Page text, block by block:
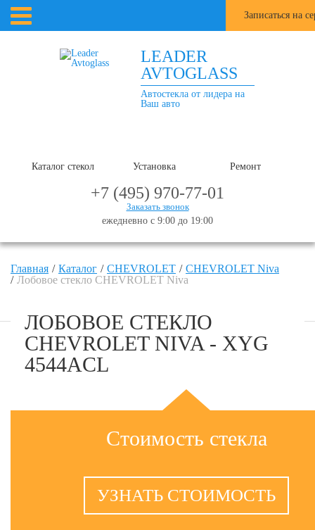
Записаться на
LEADER
AVTOGLASS
Автостекла от лидера на
Ваш авто
Каталог стекол Установка Ремонт
+7 (495) 970-77-01
Заказать звонок
ежедневно с 9:00 до 19:00
Главная Каталог CHEVROLET
CHEVROLET Niva
Лобовое стекло CHEVROLET Niva
ЛОБОВОЕ СТЕКЛО
CHEVROLET NIVA - XYG
4544ACL
Стоимость стекла
УЗНАТЬ СТОИМОСТЬ